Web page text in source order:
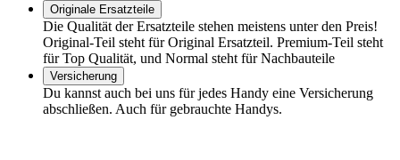
Originale Ersatzteile
Die Qualität der Ersatzteile stehen meistens unter den Preis!
Original-Teil steht für Original Ersatzteil. Premium-Teil steht
für Top Qualität, und Normal steht für Nachbauteile
Versicherung
Du kannst auch bei uns für jedes Handy eine Versicherung
abschließen. Auch für gebrauchte Handys.